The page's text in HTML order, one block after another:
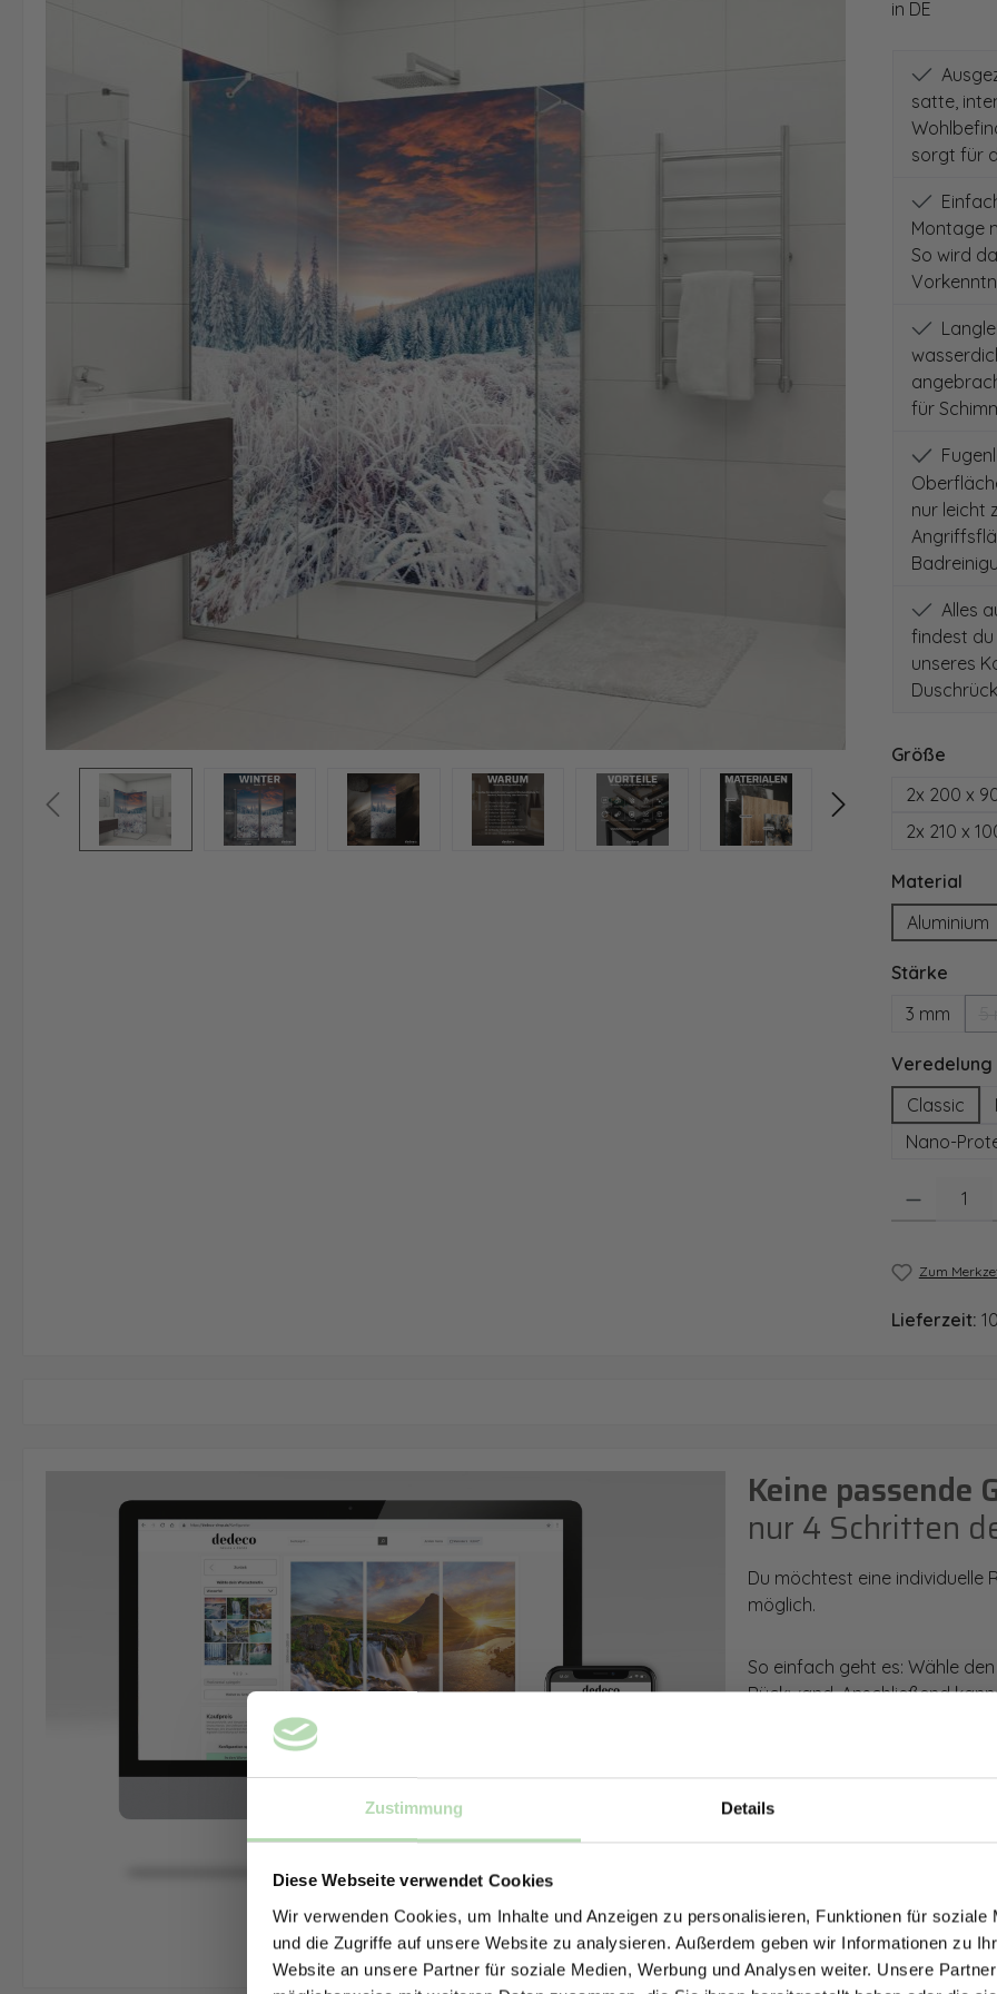
Zustimmung Details
Diese Webseite verwendet Cookies
Wir verwenden Cookies, um Inhalte und Anzeigen zu personalisieren, Funktionen für soziale
und die Zugriffe auf unsere Website zu analysieren. Außerdem geben wir Informationen zu
Website an unsere Partner für soziale Medien, Werbung und Analysen weiter. Unsere
in DE
satte,
sorgt für
Montage
So wird
für
nur leicht
Alles
findest du
unseres
Größe
2x 200 x
2x 210 x
Material
Aluminium
Stärke
3 mm
Veredelung
Classic
Nano-
Produkt
Zum
Lieferzeit:
Keine passende
nur 4 Schritten
Du möchtest eine individuelle
möglich.
So einfach geht es: Wähle
Rückwand. Anschließend
Mithilfe unseres
dargestellt. Parallel erhältst
bestellen kannst.
Zum Konfigurator
Jetzt zum Newsletter